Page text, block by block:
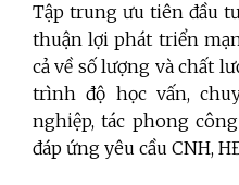
Tập trung ưu tiên đầu
thuận lợi phát triển
cả về số lượng và chất
trình độ học vấn,
nghiệp, tác phong
đáp ứng yêu cầu CNH,